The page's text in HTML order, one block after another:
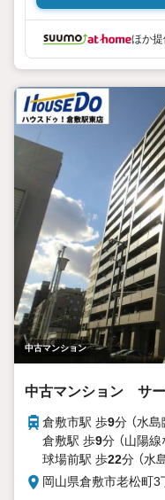
ほか
中古マンション
中古マンション サ
倉敷市駅 歩9分 （水島
倉敷駅 歩9分 （山陽線
球場前駅 歩22分 （水
岡山県倉敷市老松町3